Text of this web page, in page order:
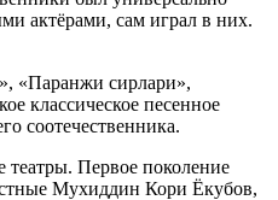
актёрами, сам играл в них.
«Паранжи сирлари»,
классическое песенное
соотечественника.
Первое поколение
Мухиддин Кори Ёкубов,